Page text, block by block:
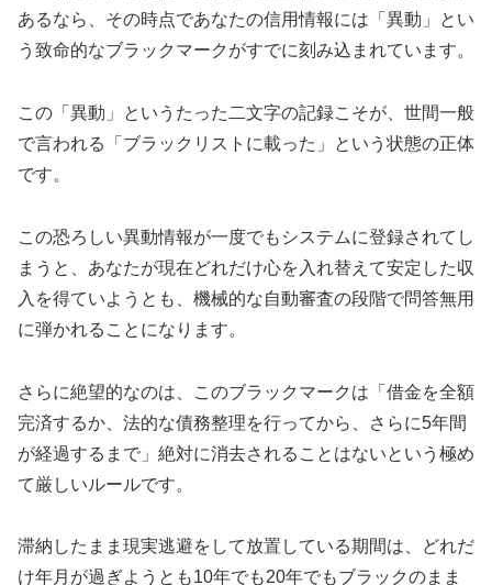
あるなら、その時点であなたの信用情報には「異動」とい
う致命的なブラックマークがすでに刻み込まれています。
この「異動」というたった二文字の記録こそが、世間一般
で言われる「ブラックリストに載った」という状態の正体
です。
この恐ろしい異動情報が一度でもシステムに登録されてし
まうと、あなたが現在どれだけ心を入れ替えて安定した収
入を得ていようとも、機械的な自動審査の段階で問答無用
に弾かれることになります。
さらに絶望的なのは、このブラックマークは「借金を全額
完済するか、法的な債務整理を行ってから、さらに5年間
が経過するまで」絶対に消去されることはないという極め
て厳しいルールです。
滞納したまま現実逃避をして放置している期間は、どれだ
け年月が過ぎようとも10年でも20年でもブラックのまま